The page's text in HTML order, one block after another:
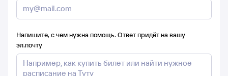
Напишите, с чем нужна помощь. Ответ придёт на вашу
эл.почту